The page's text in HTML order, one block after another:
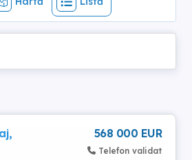
568 000 EUR
Telefon validat